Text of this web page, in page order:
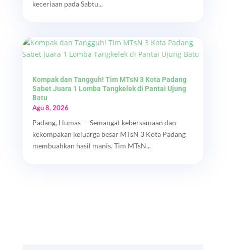
keceriaan pada Sabtu...
Kompak dan Tangguh! Tim MTsN 3 Kota Padang
Sabet Juara 1 Lomba Tangkelek di Pantai Ujung
Batu
Agu 8, 2026
Padang, Humas — Semangat kebersamaan dan
kekompakan keluarga besar MTsN 3 Kota Padang
membuahkan hasil manis. Tim MTsN...